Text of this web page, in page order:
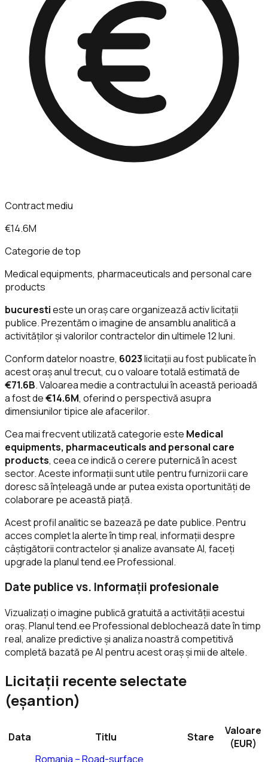
Contract mediu
€14.6M
Categorie de top
Medical equipments, pharmaceuticals and personal care
products
bucurestieste un oraș care organizează activ licitații
publice. Prezentăm o imagine de ansamblu analitică a
activităților și valorilor contractelor din ultimele 12 luni.
Conform datelor noastre, 6023licitații au fost publicate în
acest oraș anul trecut, cu o valoare totală estimată de
€71.6B. Valoarea medie a contractului în această perioadă
a fost de€14.6M, oferind o perspectivă asupra
dimensiunilor tipice ale afacerilor.
Cea mai frecvent utilizată categorie este Medical
equipments, pharmaceuticals and personal care
products, ceea ce indică o cerere puternică în acest
sector. Aceste informații sunt utile pentru furnizorii care
doresc să înțeleagă unde ar putea exista oportunități de
colaborare pe această piață.
Acest profil analitic se bazează pe date publice. Pentru
acces complet la alerte în timp real, informații despre
câștigătorii contractelor și analize avansate AI, faceți
upgrade la planul tend.ee Professional.
Date publice vs. Informații profesionale
Vizualizați o imagine publică gratuită a activității acestui
oraș. Planul tend.ee Professional deblochează date în timp
real, analize predictive și analiza noastră competitivă
completă bazată pe AI pentru acest oraș și mii de altele.
Licitații recente selectate
(eșantion)
Data Titlu Stare
Valoare
(EUR)
Romania – Road-surface